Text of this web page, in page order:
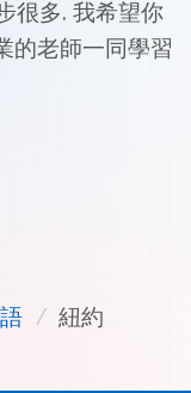
很多. 我希望你
的老師一同學習
/ 紐約